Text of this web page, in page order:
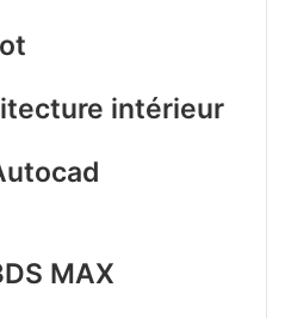
intérieur
MAX